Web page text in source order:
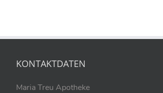
KONTAKTDATEN
Maria Treu Apotheke